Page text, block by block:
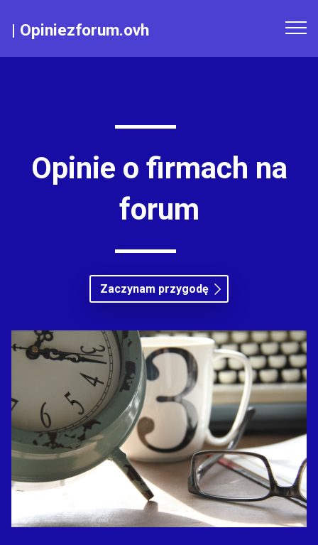
| Opiniezforum.ovh
Opinie o firmach na
forum
Zaczynam przygodę